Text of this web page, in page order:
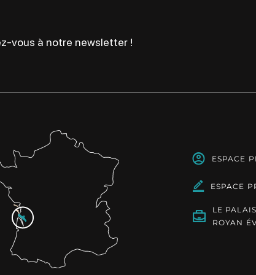
vous à notre newsletter !
ESPACE
ESPACE
LE PALAIS
ROYAN